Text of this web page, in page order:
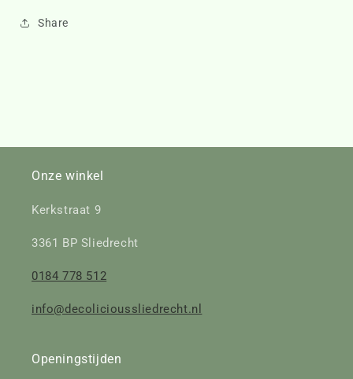
Share
Onze winkel
Kerkstraat 9
3361 BP Sliedrecht
0184 778 512
info@decolicioussliedrecht.nl
Openingstijden